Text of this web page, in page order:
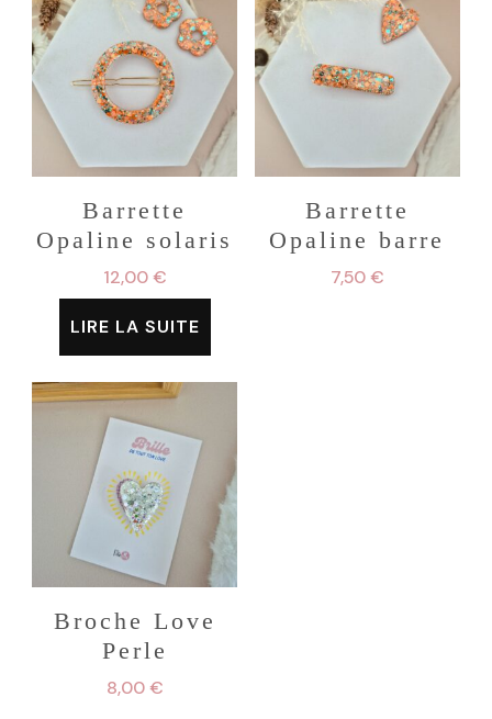
Barrette
Opaline solaris
12,00€
LIRE LA SUITE
Barrette
Opaline barre
7,50€
Broche Love
Perle
8,00€